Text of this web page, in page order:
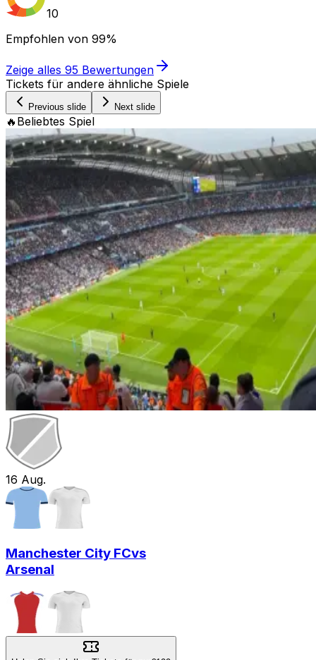
10
Empfohlen von 99%
Zeige alles 95 Bewertungen
Tickets für andere ähnliche Spiele
Previous slide Next slide
🔥 Beliebtes Spiel
16 Aug.
Manchester City FCvs
Arsenal